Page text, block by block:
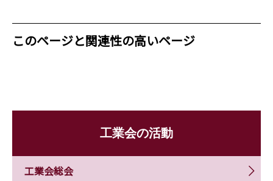
このページと関連性の高いページ
工業会の活動
工業会総会